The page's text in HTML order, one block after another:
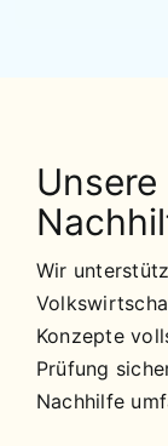
Wir
Konzepte
Prüfung
Nachhilfe